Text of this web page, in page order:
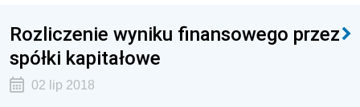
Rozliczenie wyniku finansowego przez
spółki kapitałowe
02 lip 2018